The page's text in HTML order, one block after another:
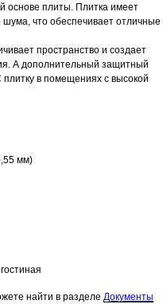
основе плиты. Плитка имеет
что обеспечивает отличные
пространство и создает
А дополнительный защитный
в помещениях с высокой
мм)
найти в разделе Документы